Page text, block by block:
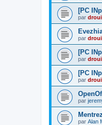
[PC
par
par
[PC
par
[PC
par
par
par Alan